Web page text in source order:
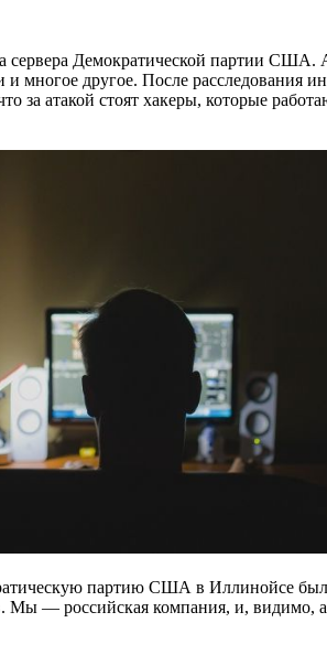
сервера Демократической партии
другое. После расследования
атакой стоят хакеры, которые
партию США в Иллинойсе
Мы — российская компания, и,